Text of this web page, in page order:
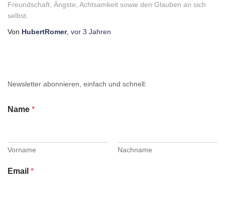
Freundschaft, Ängste, Achtsamkeit sowie den Glauben an sich
selbst.
Von HubertRomer, vor 3 Jahren
Newsletter abonnieren, einfach und schnell:
Name *
Vorname Nachname
Email *